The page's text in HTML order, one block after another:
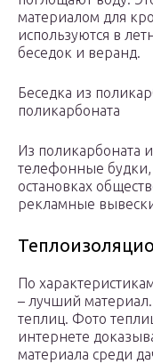
материалом для
используются в
беседок и веранд.
Беседка из
поликарбоната
Из поликарбоната
телефонные будки,
остановках
рекламные
По
– лучший
теплиц. Фото
интернете
материала среди